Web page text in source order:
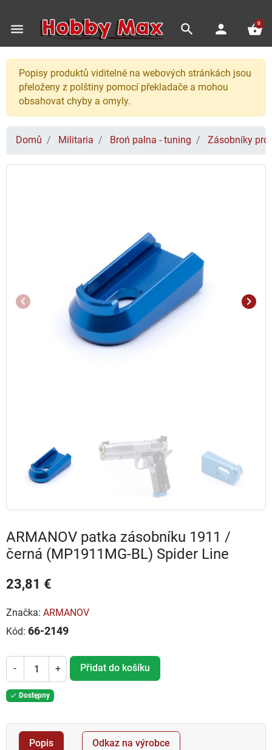
menu search person shopping_basket
0
Popisy produktů viditelné na webových stránkách jsou
přeloženy z polštiny pomocí překladače a mohou
obsahovat chyby a omyly.
Domů Militaria Broń palna - tuning Zásobníky pro
Předchozí
keyboard_arrow_left Další
keyboard_arrow_right
ARMANOV patka zásobníku 1911 /
černá (MP1911MG-BL) Spider Line
23,81 €
Značka: ARMANOV
Kód: 66-2149
- + Přidat do košíku
 Dostępny
Popis Odkaz na výrobce